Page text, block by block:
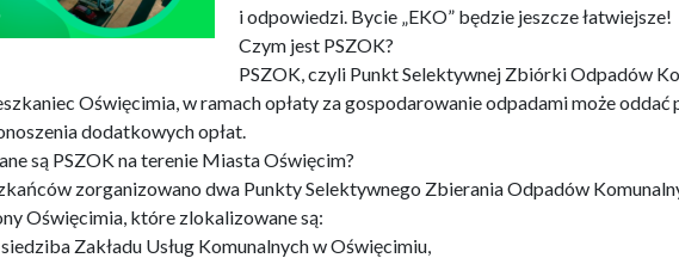
i odpowiedzi. Bycie „EKO” będzie jeszcze łatwiejsze!
Czym jest PSZOK?
PSZOK, czyli Punkt Selektywnej Zbiórki Odpadów
Oświęcimia, w ramach opłaty za gospodarowanie odpadami może oddać
dodatkowych opłat.
są PSZOK na terenie Miasta Oświęcim?
zorganizowano dwa Punkty Selektywnego Zbierania Odpadów
Oświęcimia, które zlokalizowane są:
Zakładu Usług Komunalnych w Oświęcimiu,